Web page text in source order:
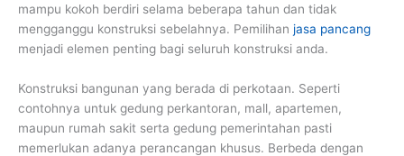
mampu kokoh berdiri selama beberapa tahun dan tidak
mengganggu konstruksi sebelahnya. Pemilihan jasa pancang
menjadi elemen penting bagi seluruh konstruksi anda.
Konstruksi bangunan yang berada di perkotaan. Seperti
contohnya untuk gedung perkantoran, mall, apartemen,
maupun rumah sakit serta gedung pemerintahan pasti
memerlukan adanya perancangan khusus. Berbeda dengan